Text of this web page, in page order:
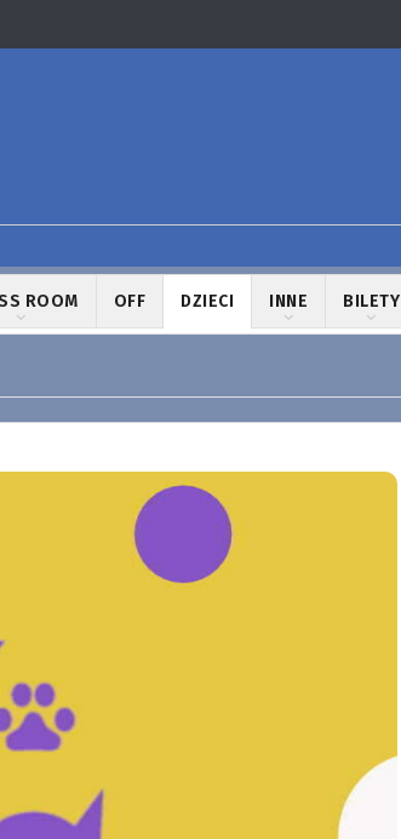
ROOM OFF DZIECI INNE BILETY